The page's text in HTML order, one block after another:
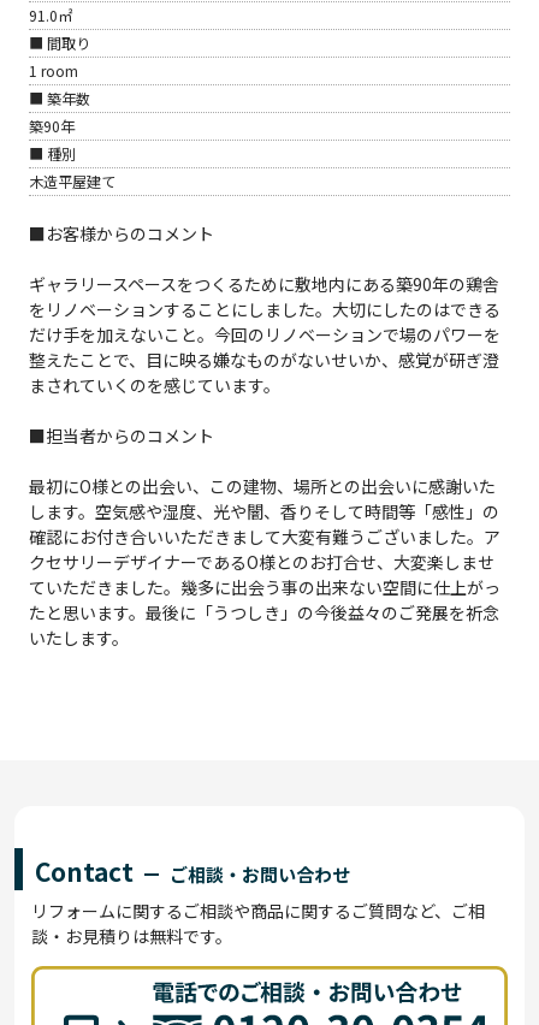
91.0㎡
■ 間取り
1 room
■ 築年数
築90年
■ 種別
木造平屋建て
■お客様からのコメント
ギャラリースペースをつくるために敷地内にある築90年の鶏舎
をリノベーションすることにしました。大切にしたのはできる
だけ手を加えないこと。今回のリノベーションで場のパワーを
整えたことで、目に映る嫌なものがないせいか、感覚が研ぎ澄
まされていくのを感じています。
■担当者からのコメント
最初にO様との出会い、この建物、場所との出会いに感謝いた
します。空気感や湿度、光や闇、香りそして時間等「感性」の
確認にお付き合いいただきまして大変有難うございました。ア
クセサリーデザイナーであるO様とのお打合せ、大変楽しませ
ていただきました。幾多に出会う事の出来ない空間に仕上がっ
たと思います。最後に「うつしき」の今後益々のご発展を祈念
いたします。
Contact ご相談・お問い合わせ
リフォームに関するご相談や商品に関するご質問など、ご相
談・お見積りは無料です。